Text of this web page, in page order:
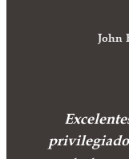
John